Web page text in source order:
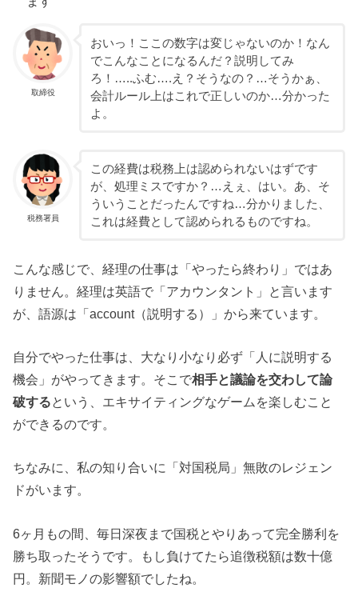
取締役
おいっ！ここの数字は変じゃないのか！なん
でこんなことになるんだ？説明してみ
ろ！…..ふむ….え？そうなの？…そうかぁ、
会計ルール上はこれで正しいのか…分かった
よ。
税務署員
この経費は税務上は認められないはずです
が、処理ミスですか？…えぇ、はい。あ、そ
ういうことだったんですね…分かりました、
これは経費として認められるものですね。
こんな感じで、経理の仕事は「やったら終わり」ではあ
りません。経理は英語で「アカウンタント」と言います
が、語源は「account（説明する）」から来ています。
自分でやった仕事は、大なり小なり必ず「人に説明する
機会」がやってきます。そこで相手と議論を交わして論
破するという、エキサイティングなゲームを楽しむこと
ができるのです。
ちなみに、私の知り合いに「対国税局」無敗のレジェン
ドがいます。
6ヶ月もの間、毎日深夜まで国税とやりあって完全勝利を
勝ち取ったそうです。もし負けてたら追徴税額は数十億
円。新聞モノの影響額でしたね。